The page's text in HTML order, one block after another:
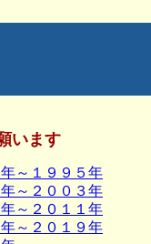
います
～１９９５年
～２００３年
～２０１１年
～２０１９年